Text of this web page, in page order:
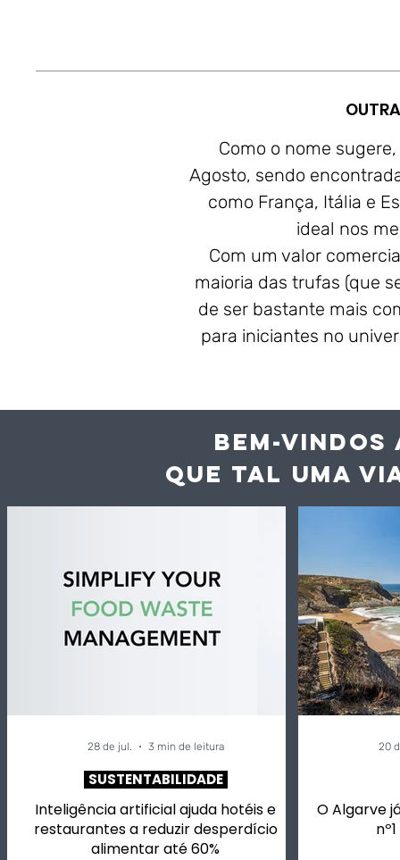
Como o nome
Agosto, sendo
como França, Itália e
ideal nos
Com um valor
maioria das trufas (que
de ser bastante mais
para iniciantes no
BEM-VINDOS
QUE TAL UMA
Inteligência artificial ajuda hotéis e
restaurantes a reduzir desperdício
alimentar até 60%
SUSTENTABILIDADE
28 de jul. 3 min de leitura
O Algarve
20